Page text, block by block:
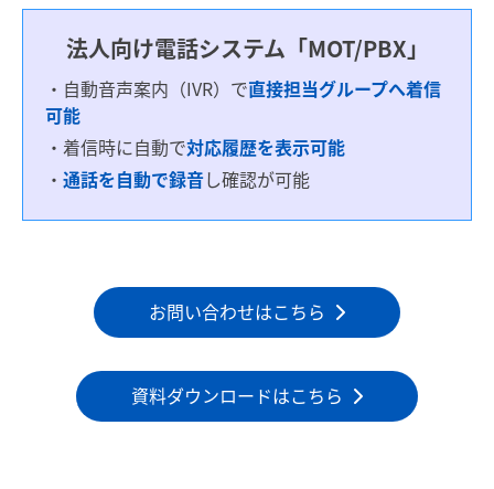
法人向け電話システム「MOT/PBX」
・自動音声案内（IVR）で直接担当グループへ着信
可能
・着信時に自動で対応履歴を表示可能
・ 通話を自動で録音し確認が可能
お問い合わせはこちら
資料ダウンロードはこちら